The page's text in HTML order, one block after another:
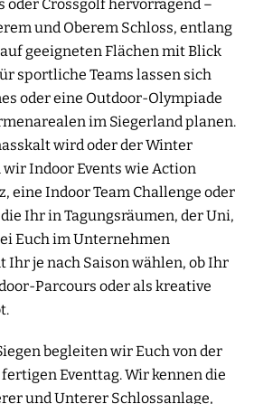
oder Crossgolf hervorragend –
und Oberem Schloss, entlang
geeigneten Flächen mit Blick
sportliche Teams lassen sich
oder eine Outdoor-Olympiade
im Siegerland planen.
wird oder der Winter
Indoor Events wie Action
eine Indoor Team Challenge oder
die Ihr in Tagungsräumen, der Uni,
Euch im Unternehmen
Ihr je nach Saison wählen, ob Ihr
Parcours oder als kreative
begleiten wir Euch von der
Eventtag. Wir kennen die
und Unterer Schlossanlage,